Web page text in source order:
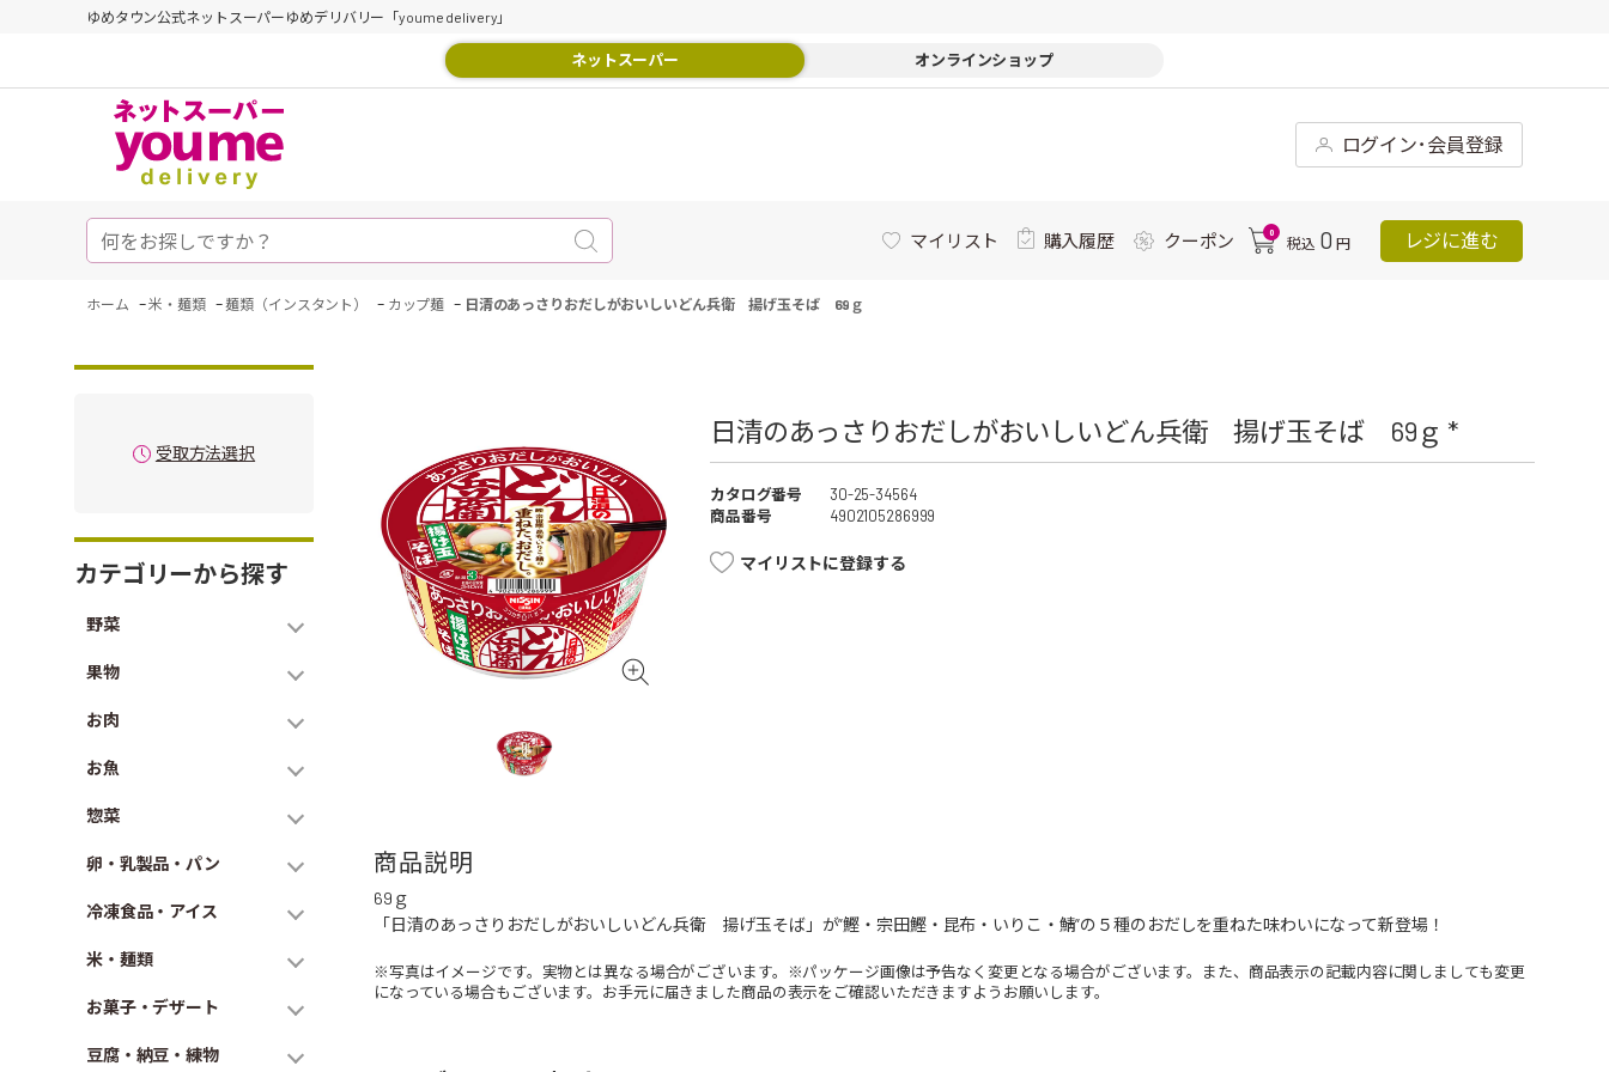
ゆめタウン公式ネットスーパーゆめデリバリー「youme delivery」
ネットスーパー オンラインショップ
ログイン･会員登録
マイリスト 購入履歴 クーポン 0
税込 0 円 レジに進む
ホーム -米・麺類 -麺類（インスタント） - カップ麺 - 日清のあっさりおだしがおいしいどん兵衛 揚げ玉そば 69ｇ
受取方法選択
カテゴリーから探す
野菜
果物
お肉
お魚
惣菜
卵・乳製品・パン
冷凍食品・アイス
米・麺類
お菓子・デザート
豆腐・納豆・練物
日清のあっさりおだしがおいしいどん兵衛 揚げ玉そば 69ｇ *
カタログ番号
30-25-34564
商品番号
4902105286999
マイリストに登録する
商品説明
69ｇ
「日清のあっさりおだしがおいしいどん兵衛 揚げ玉そば」が”鰹・宗田鰹・昆布・いりこ・鯖”の５種のおだしを重ねた味わいになって新登場！
※写真はイメージです。実物とは異なる場合がございます。※パッケージ画像は予告なく変更となる場合がございます。また、商品表示の記載内容に関しましても変更
になっている場合もございます。お手元に届きました商品の表示をご確認いただきますようお願いします。